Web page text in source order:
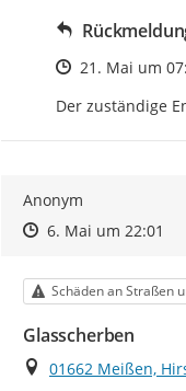
Zeitpunkt des
21. Mai um
Der zuständige
Anonym
Zeitpunkt des
Zeitpunkt des
6. Mai um 22:01
Kategorie
Schäden an Straßen
Glasscherben
Ort
01662 Meißen,